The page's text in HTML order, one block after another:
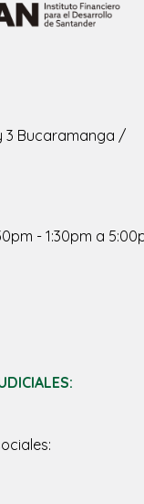
3 Bucaramanga /
- 1:30pm a